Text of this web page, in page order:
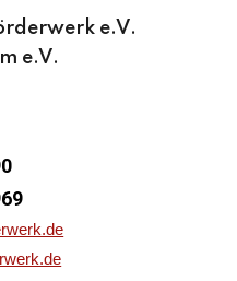
e.V.
e.V.